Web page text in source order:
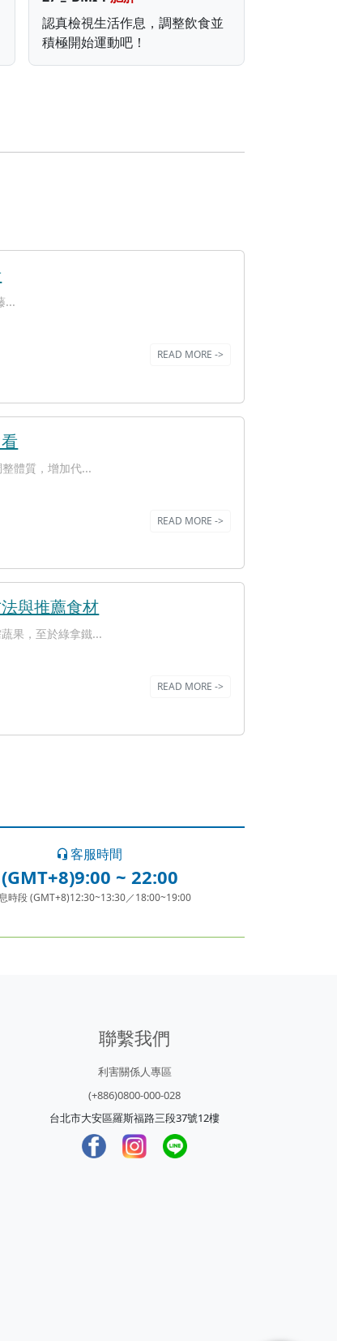
認真檢視生活作息，調整飲食並
積極開始運動吧！
...
READ MORE ->
體質，增加代...
READ MORE ->
與推薦食材
果，至於綠拿鐵...
READ MORE ->
客服時間
(GMT+8)9:00 ~ 22:00
時段 (GMT+8)12:30~13:30／18:00~19:00
聯繫我們
利害關係人專區
(+886)0800-000-028
台北市大安區羅斯福路三段37號12樓